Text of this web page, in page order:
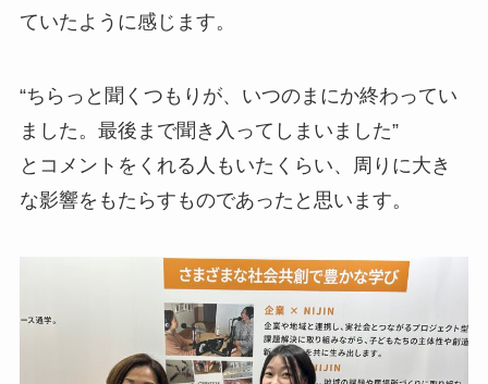
ていたように感じます。
“ちらっと聞くつもりが、いつのまにか終わってい
ました。最後まで聞き入ってしまいました”
とコメントをくれる人もいたくらい、周りに大き
な影響をもたらすものであったと思います。